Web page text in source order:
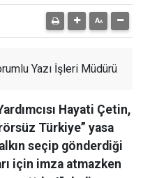
Yazı İşleri Müdürü
Hayati Çetin,
Türkiye” yasa
seçip gönderdiği
için imza atmazken